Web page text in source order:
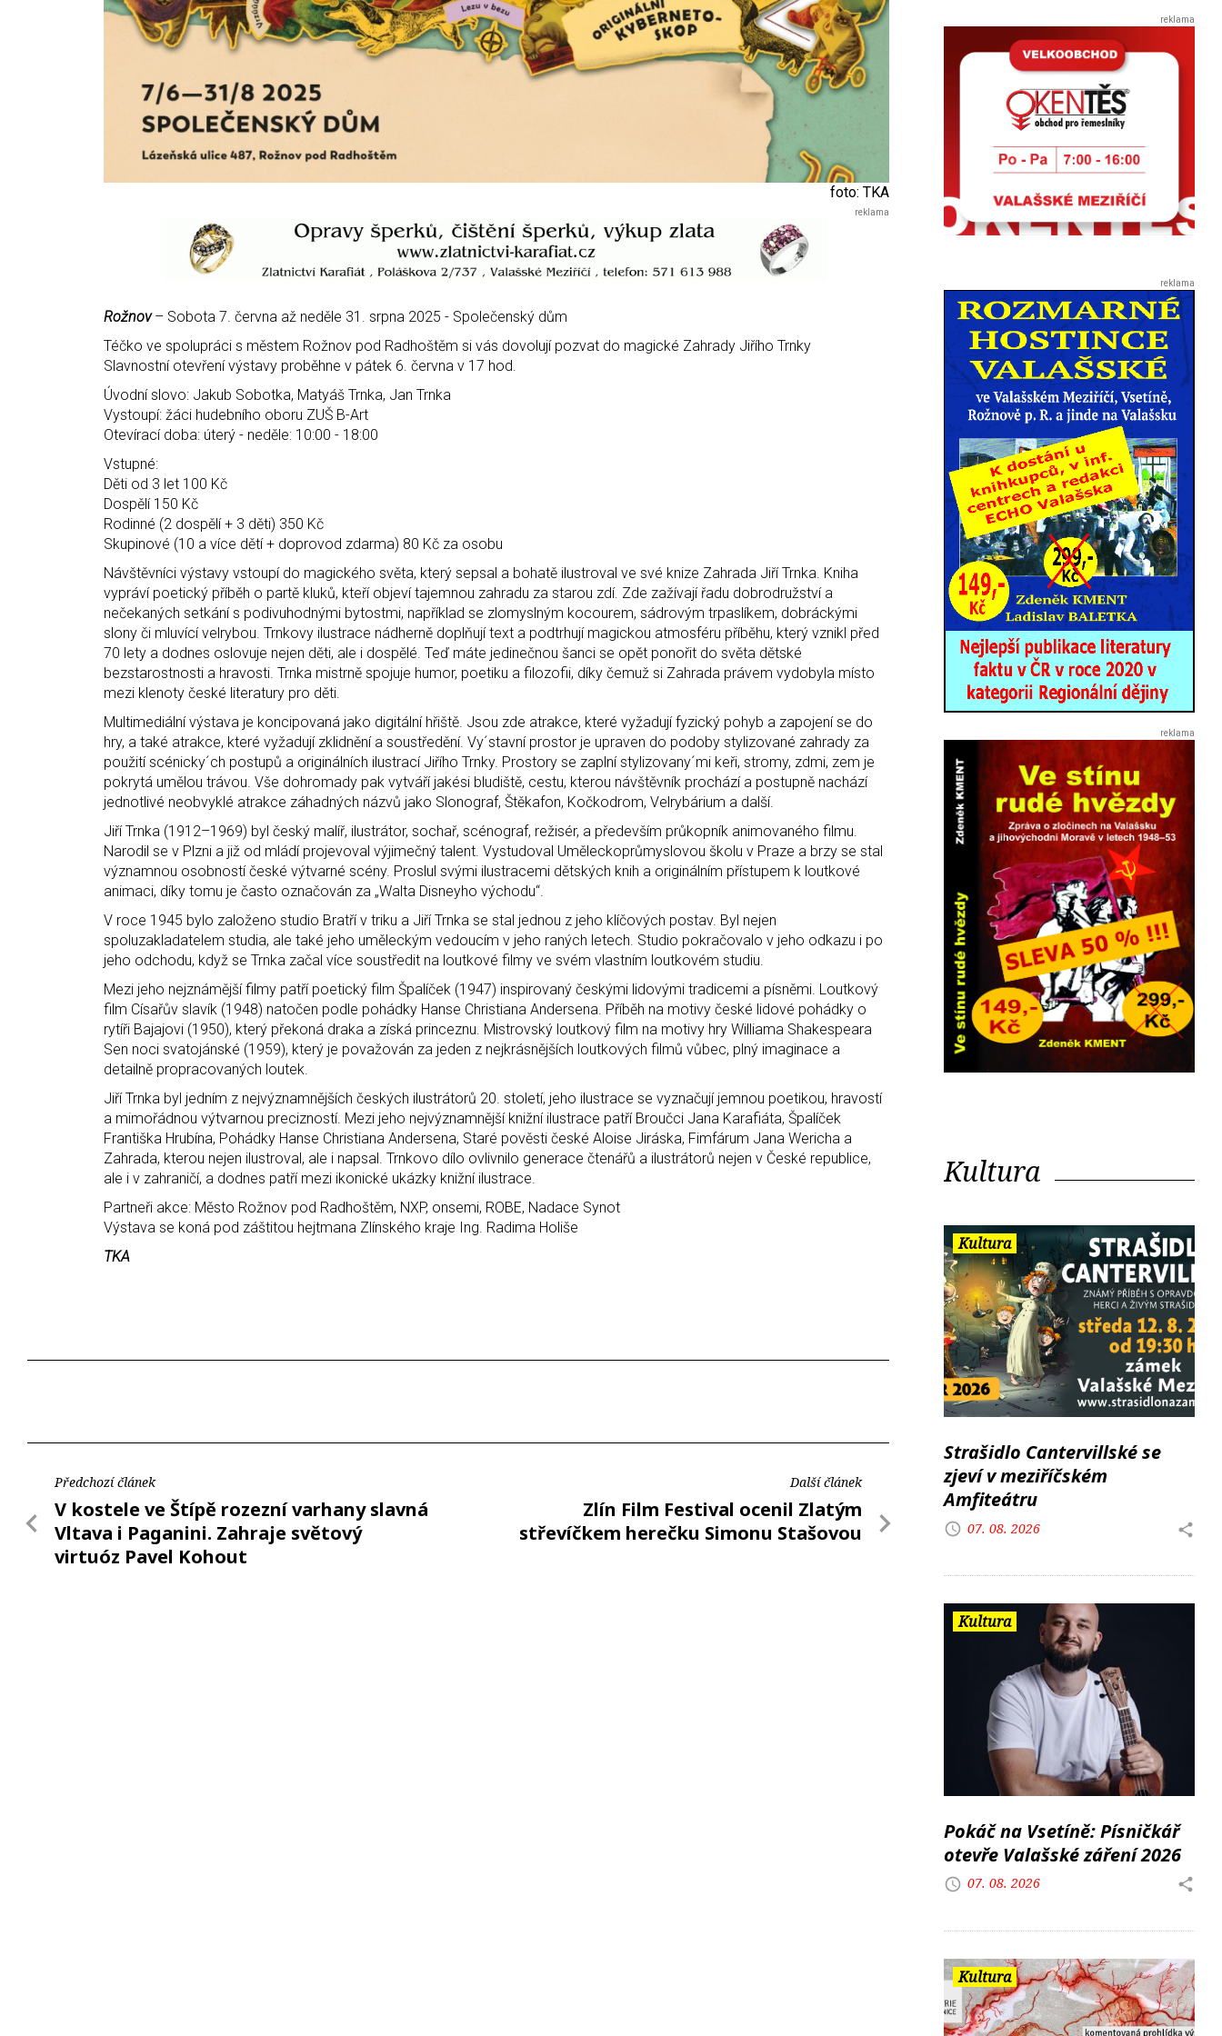
foto: TKA
Rožnov – Sobota 7. června až neděle 31. srpna 2025 - Společenský dům
Téčko ve spolupráci s městem Rožnov pod Radhoštěm si vás dovolují pozvat do magické Zahrady Jiřího Trnky
Slavnostní otevření výstavy proběhne v pátek 6. června v 17 hod.
Úvodní slovo: Jakub Sobotka, Matyáš Trnka, Jan Trnka
Vystoupí: žáci hudebního oboru ZUŠ B-Art
Otevírací doba: úterý - neděle: 10:00 - 18:00
Vstupné:
Děti od 3 let 100 Kč
Dospělí 150 Kč
Rodinné (2 dospělí + 3 děti) 350 Kč
Skupinové (10 a více dětí + doprovod zdarma) 80 Kč za osobu
Návštěvníci výstavy vstoupí do magického světa, který sepsal a bohatě ilustroval ve své knize Zahrada Jiří Trnka. Kniha
vypráví poetický příběh o partě kluků, kteří objeví tajemnou zahradu za starou zdí. Zde zažívají řadu dobrodružství a
nečekaných setkání s podivuhodnými bytostmi, například se zlomyslným kocourem, sádrovým trpaslíkem, dobráckými
slony či mluvící velrybou. Trnkovy ilustrace nádherně doplňují text a podtrhují magickou atmosféru příběhu, který vznikl před
70 lety a dodnes oslovuje nejen děti, ale i dospělé. Teď máte jedinečnou šanci se opět ponořit do světa dětské
bezstarostnosti a hravosti. Trnka mistrně spojuje humor, poetiku a filozofii, díky čemuž si Zahrada právem vydobyla místo
mezi klenoty české literatury pro děti.
Multimediální výstava je koncipovaná jako digitální hřiště. Jsou zde atrakce, které vyžadují fyzický pohyb a zapojení se do
hry, a také atrakce, které vyžadují zklidnění a soustředění. Vy´stavní prostor je upraven do podoby stylizované zahrady za
použití scénicky´ch postupů a originálních ilustrací Jiřího Trnky. Prostory se zaplní stylizovany´mi keři, stromy, zdmi, zem je
pokrytá umělou trávou. Vše dohromady pak vytváří jakési bludiště, cestu, kterou návštěvník prochází a postupně nachází
jednotlivé neobvyklé atrakce záhadných názvů jako Slonograf, Štěkafon, Kočkodrom, Velrybárium a další.
Jiří Trnka (1912–1969) byl český malíř, ilustrátor, sochař, scénograf, režisér, a především průkopník animovaného filmu.
Narodil se v Plzni a již od mládí projevoval výjimečný talent. Vystudoval Uměleckoprůmyslovou školu v Praze a brzy se stal
významnou osobností české výtvarné scény. Proslul svými ilustracemi dětských knih a originálním přístupem k loutkové
animaci, díky tomu je často označován za „Walta Disneyho východu“.
V roce 1945 bylo založeno studio Bratří v triku a Jiří Trnka se stal jednou z jeho klíčových postav. Byl nejen
spoluzakladatelem studia, ale také jeho uměleckým vedoucím v jeho raných letech. Studio pokračovalo v jeho odkazu i po
jeho odchodu, když se Trnka začal více soustředit na loutkové filmy ve svém vlastním loutkovém studiu.
Mezi jeho nejznámější filmy patří poetický film Špalíček (1947) inspirovaný českými lidovými tradicemi a písněmi. Loutkový
film Císařův slavík (1948) natočen podle pohádky Hanse Christiana Andersena. Příběh na motivy české lidové pohádky o
rytíři Bajajovi (1950), který překoná draka a získá princeznu. Mistrovský loutkový film na motivy hry Williama Shakespeara
Sen noci svatojánské (1959), který je považován za jeden z nejkrásnějších loutkových filmů vůbec, plný imaginace a
detailně propracovaných loutek.
Jiří Trnka byl jedním z nejvýznamnějších českých ilustrátorů 20. století, jeho ilustrace se vyznačují jemnou poetikou, hravostí
a mimořádnou výtvarnou precizností. Mezi jeho nejvýznamnější knižní ilustrace patří Broučci Jana Karafiáta, Špalíček
Františka Hrubína, Pohádky Hanse Christiana Andersena, Staré pověsti české Aloise Jiráska, Fimfárum Jana Wericha a
Zahrada, kterou nejen ilustroval, ale i napsal. Trnkovo dílo ovlivnilo generace čtenářů a ilustrátorů nejen v České republice,
ale i v zahraničí, a dodnes patří mezi ikonické ukázky knižní ilustrace.
Partneři akce: Město Rožnov pod Radhoštěm, NXP, onsemi, ROBE, Nadace Synot
Výstava se koná pod záštitou hejtmana Zlínského kraje Ing. Radima Holiše
TKA
Předchozí článek
V kostele ve Štípě rozezní varhany slavná
Vltava i Paganini. Zahraje světový
virtuóz Pavel Kohout
Další článek
Zlín Film Festival ocenil Zlatým
střevíčkem herečku Simonu Stašovou
Kultura
Kultura
Strašidlo Cantervillské se
zjeví v meziříčském
Amfiteátru
07. 08. 2026
Kultura
Pokáč na Vsetíně: Písničkář
otevře Valašské záření 2026
07. 08. 2026
Kultura